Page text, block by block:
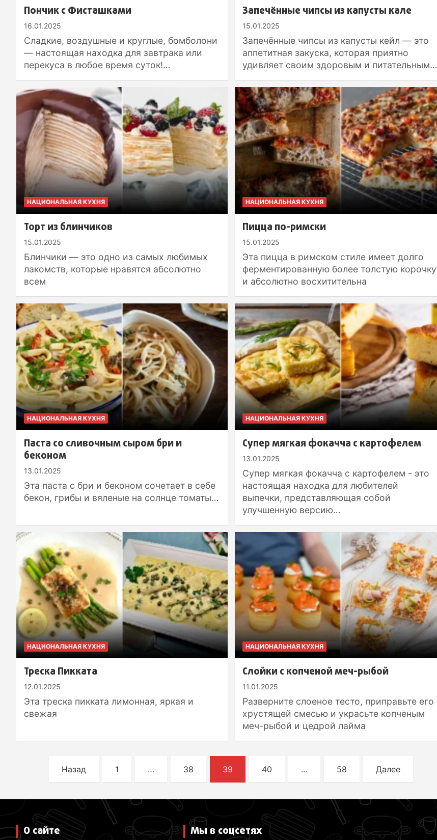
Пончик с Фисташками
16.01.2025
Сладкие, воздушные и круглые, бомболони
— настоящая находка для завтрака или
перекуса в любое время суток!…
Запечённые чипсы из капусты кале
15.01.2025
Запечённые чипсы из капусты кейл — это
аппетитная закуска, которая приятно
удивляет своим здоровым и питательным…
НАЦИОНАЛЬНАЯ КУХНЯ
Торт из блинчиков
15.01.2025
Блинчики — это одно из самых любимых
лакомств, которые нравятся абсолютно
всем
НАЦИОНАЛЬНАЯ КУХНЯ
Пицца по-римски
15.01.2025
Эта пицца в римском стиле имеет долго
ферментированную более толстую корочку
и абсолютно восхитительна
НАЦИОНАЛЬНАЯ КУХНЯ
Паста со сливочным сыром бри и
беконом
13.01.2025
Эта паста с бри и беконом сочетает в себе
бекон, грибы и вяленые на солнце томаты…
НАЦИОНАЛЬНАЯ КУХНЯ
Супер мягкая фокачча с картофелем
13.01.2025
Супер мягкая фокачча с картофелем - это
настоящая находка для любителей
выпечки, представляющая собой
улучшенную версию…
НАЦИОНАЛЬНАЯ КУХНЯ
Треска Пикката
12.01.2025
Эта треска пикката лимонная, яркая и
свежая
НАЦИОНАЛЬНАЯ КУХНЯ
Слойки с копченой меч-рыбой
11.01.2025
Разверните слоеное тесто, приправьте его
хрустящей смесью и украсьте копченым
меч-рыбой и цедрой лайма
и
Назад 1 … 38 39 40 … 58 Далее
О сайте Мы в соцсетях